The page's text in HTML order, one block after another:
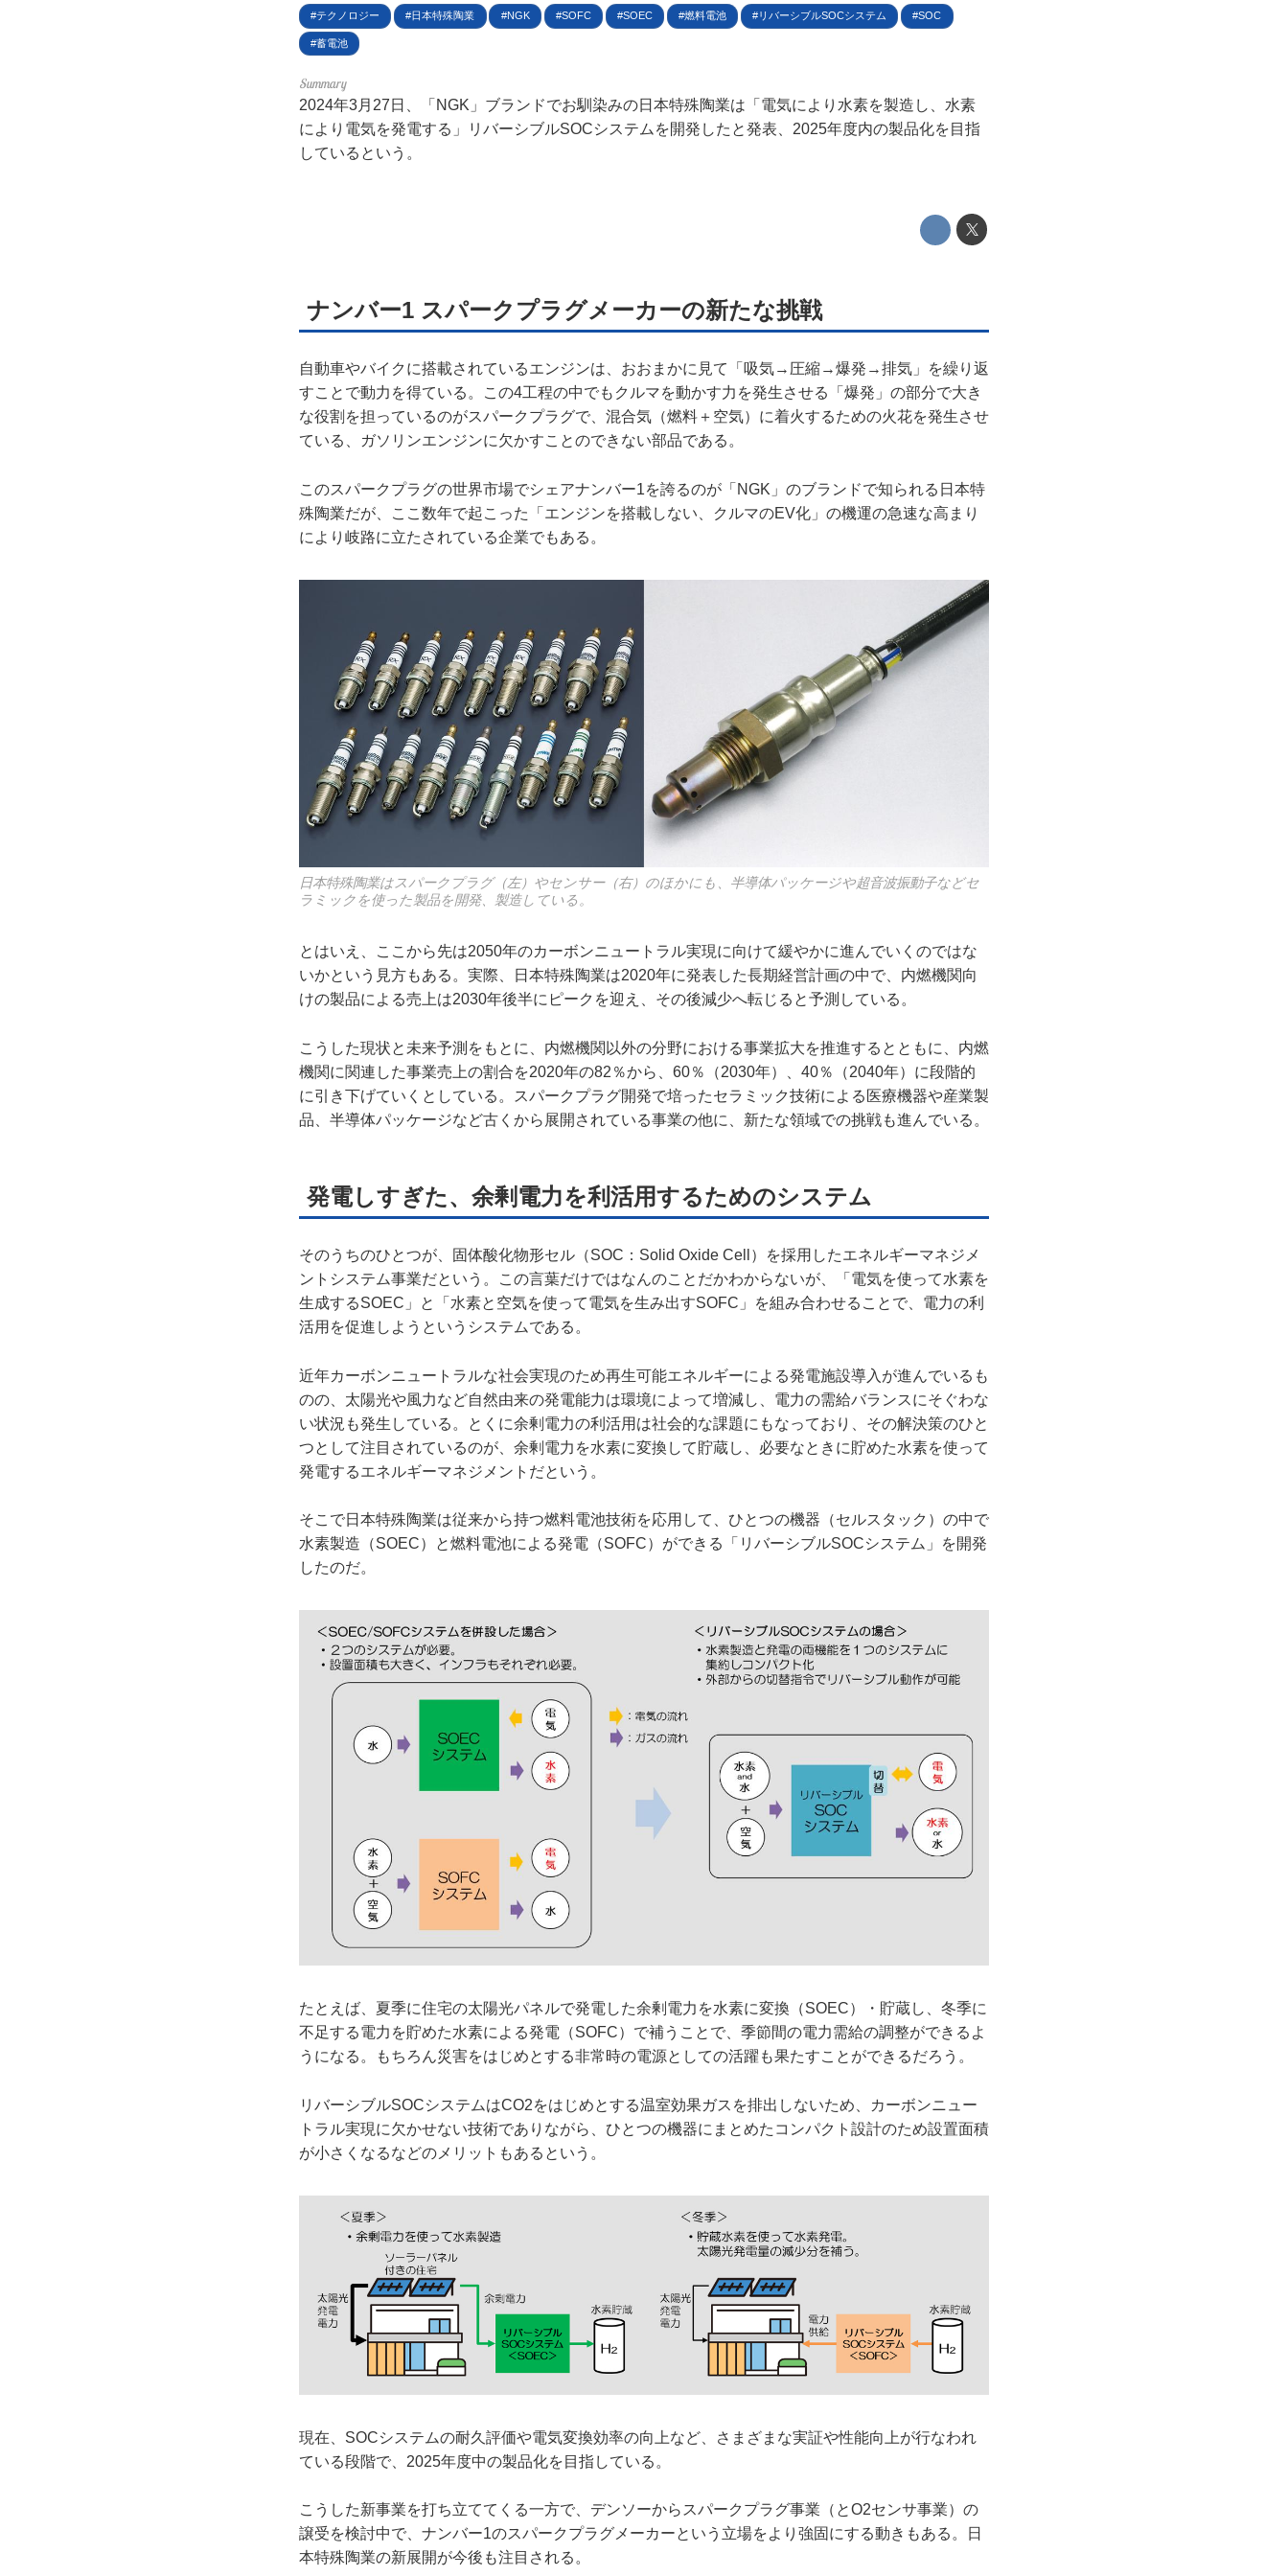
利用規約
ライター名簿
お問い合せ
テクノロジー 日本特殊陶業 NGK SOFC SOEC 燃料電池 リバーシブルSOCシステム SOC
蓄電池
2024年3月27日、「NGK」ブランドでお馴染みの日本特殊陶業は「電気により水素を製造し、水素
により電気を発電する」リバーシブルSOCシステムを開発したと発表、2025年度内の製品化を目指
しているという。
ナンバー1 スパークプラグメーカーの新たな挑戦
自動車やバイクに搭載されているエンジンは、おおまかに見て「吸気→圧縮→爆発→排気」を繰り返
すことで動力を得ている。この4工程の中でもクルマを動かす力を発生させる「爆発」の部分で大き
な役割を担っているのがスパークプラグで、混合気（燃料＋空気）に着火するための火花を発生させ
ている、ガソリンエンジンに欠かすことのできない部品である。
このスパークプラグの世界市場でシェアナンバー1を誇るのが「NGK」のブランドで知られる日本特
殊陶業だが、ここ数年で起こった「エンジンを搭載しない、クルマのEV化」の機運の急速な高まり
により岐路に立たされている企業でもある。
日本特殊陶業はスパークプラグ（左）やセンサー（右）のほかにも、半導体パッケージや超音波振動子などセ
ラミックを使った製品を開発、製造している。
とはいえ、ここから先は2050年のカーボンニュートラル実現に向けて緩やかに進んでいくのではな
いかという見方もある。実際、日本特殊陶業は2020年に発表した長期経営計画の中で、内燃機関向
けの製品による売上は2030年後半にピークを迎え、その後減少へ転じると予測している。
こうした現状と未来予測をもとに、内燃機関以外の分野における事業拡大を推進するとともに、内燃
機関に関連した事業売上の割合を2020年の82％から、60％（2030年）、40％（2040年）に段階的
に引き下げていくとしている。スパークプラグ開発で培ったセラミック技術による医療機器や産業製
品、半導体パッケージなど古くから展開されている事業の他に、新たな領域での挑戦も進んでいる。
発電しすぎた、余剰電力を利活用するためのシステム
そのうちのひとつが、固体酸化物形セル（SOC：Solid Oxide Cell）を採用したエネルギーマネジメ
ントシステム事業だという。この言葉だけではなんのことだかわからないが、「電気を使って水素を
生成するSOEC」と「水素と空気を使って電気を生み出すSOFC」を組み合わせることで、電力の利
活用を促進しようというシステムである。
近年カーボンニュートラルな社会実現のため再生可能エネルギーによる発電施設導入が進んでいるも
のの、太陽光や風力など自然由来の発電能力は環境によって増減し、電力の需給バランスにそぐわな
い状況も発生している。とくに余剰電力の利活用は社会的な課題にもなっており、その解決策のひと
つとして注目されているのが、余剰電力を水素に変換して貯蔵し、必要なときに貯めた水素を使って
発電するエネルギーマネジメントだという。
そこで日本特殊陶業は従来から持つ燃料電池技術を応用して、ひとつの機器（セルスタック）の中で
水素製造（SOEC）と燃料電池による発電（SOFC）ができる「リバーシブルSOCシステム」を開発
したのだ。
たとえば、夏季に住宅の太陽光パネルで発電した余剰電力を水素に変換（SOEC）・貯蔵し、冬季に
不足する電力を貯めた水素による発電（SOFC）で補うことで、季節間の電力需給の調整ができるよ
うになる。もちろん災害をはじめとする非常時の電源としての活躍も果たすことができるだろう。
リバーシブルSOCシステムはCO2をはじめとする温室効果ガスを排出しないため、カーボンニュー
トラル実現に欠かせない技術でありながら、ひとつの機器にまとめたコンパクト設計のため設置面積
が小さくなるなどのメリットもあるという。
現在、SOCシステムの耐久評価や電気変換効率の向上など、さまざまな実証や性能向上が行なわれ
ている段階で、2025年度中の製品化を目指している。
こうした新事業を打ち立ててくる一方で、デンソーからスパークプラグ事業（とO2センサ事業）の
譲受を検討中で、ナンバー1のスパークプラグメーカーという立場をより強固にする動きもある。日
本特殊陶業の新展開が今後も注目される。